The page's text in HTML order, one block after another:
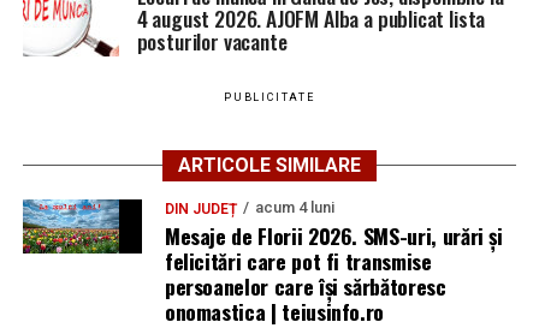
4 august 2026. AJOFM Alba a publicat lista
posturilor vacante
PUBLICITATE
ARTICOLE SIMILARE
DIN JUDEȚ acum 4 luni
Mesaje de Florii 2026. SMS-uri, urări și
felicitări care pot fi transmise
persoanelor care îşi sărbătoresc
onomastica | teiusinfo.ro